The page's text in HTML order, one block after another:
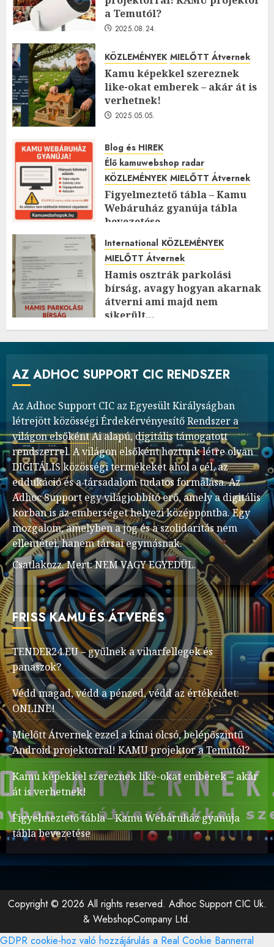
a Temutól?
2025.08.24.
KÖZLEMÉNYEK MIELŐTT Átvernek
Kamu képekkel szereznek
like-okat emberek – akár át is
verhetnek!
2025.05.05.
Blog és HIREK
Élő kamuwebshop radar
KÖZLEMÉNYEK MIELŐTT Átvernek
Figyelmeztető tábla – Kamu
Webáruház gyanúja tábla
bevezetése
International KÖZLEMÉNYEK
MIELŐTT Átvernek
Hamis osztrák parkolási
bírság, avagy hogyan akarnak
átverni ami majd nem
sikerült…
2025.05.01.
AZ ADHOC SUPPORT CIC RENDSZER
Az Adhoc Support CIC az Egyesült Királyságban
létrejött közösségi ÉrdekérvényesítőRendszer a
világon elsőkéntAi alapú, digitális támogatott
rendszerrel. A világon elsőként hoztunk létre olyan
DIGITÁLIS közösségi termékeket ahol a cél, az
eddukáció és a társadalom tudatos formálása. Az
Adhoc Support egy világjobbító erő, amely a digitális
korban is az emberséget helyezi középpontba. Egy
mozgalom, amelyben a jog és a szolidaritás nem
ellentétei, hanem társai egymásnak.
Csatlakozz. Mert: NEM VAGY EGYEDÜL.
FRISS KAMU ÉS ÁTVERÉS
TENDER24.EU – gyűlnek a viharfellegek és
panaszok?
Védd magad, védd a pénzed, védd az értékeidet:
ONLINE!
Mielőtt Átvernek ezzel a kínai olcsó, belépőszintű
Android projektorral! KAMU projektor a Temutól?
Kamu képekkel szereznek like-okat emberek – akár
át is verhetnek!
Figyelmeztető tábla – Kamu Webáruház gyanúja
tábla bevezetése
Copyright © 2026 All rights reserved. Adhoc Support CIC Uk.
& WebshopCompany Ltd.
GDPR cookie-hoz való hozzájárulás a Real Cookie Bannerral